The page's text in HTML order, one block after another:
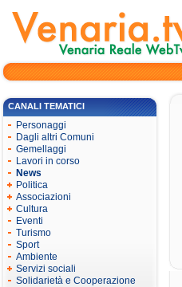
CANALI TEMATICI
Personaggi
Dagli altri Comuni
Gemellaggi
Lavori in corso
News
Politica
Associazioni
Cultura
Eventi
Turismo
Sport
Ambiente
Servizi sociali
Solidarietà e Cooperazione